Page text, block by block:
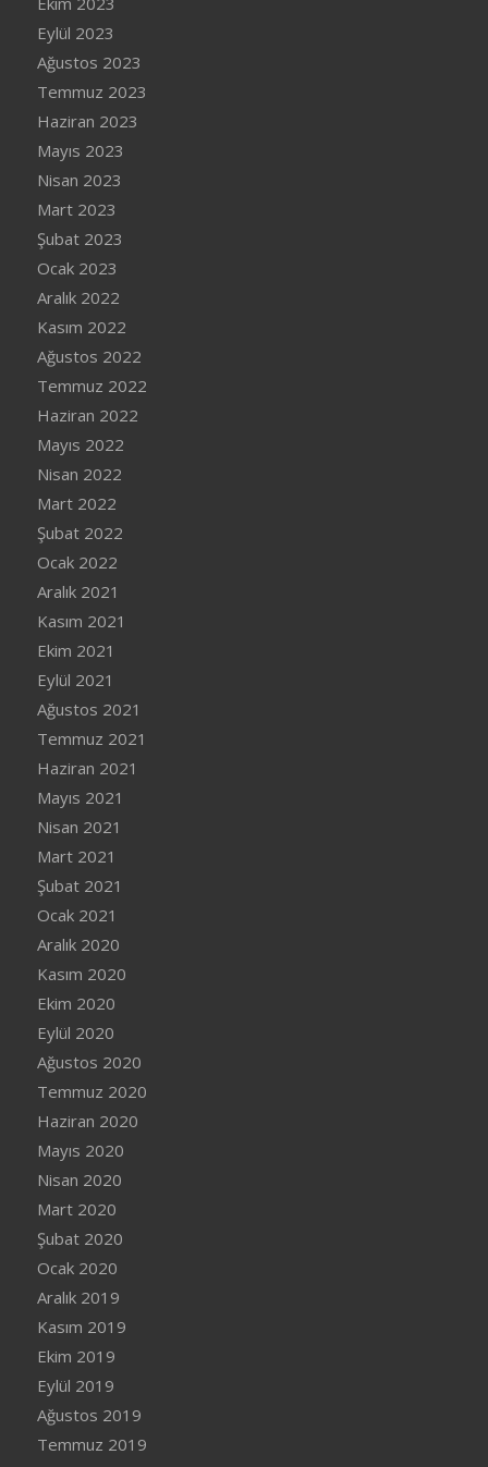
Eylül 2023
Ağustos 2023
Temmuz 2023
Haziran 2023
Mayıs 2023
Nisan 2023
Mart 2023
Şubat 2023
Ocak 2023
Aralık 2022
Kasım 2022
Ağustos 2022
Temmuz 2022
Haziran 2022
Mayıs 2022
Nisan 2022
Mart 2022
Şubat 2022
Ocak 2022
Aralık 2021
Kasım 2021
Ekim 2021
Eylül 2021
Ağustos 2021
Temmuz 2021
Haziran 2021
Mayıs 2021
Nisan 2021
Mart 2021
Şubat 2021
Ocak 2021
Aralık 2020
Kasım 2020
Ekim 2020
Eylül 2020
Ağustos 2020
Temmuz 2020
Haziran 2020
Mayıs 2020
Nisan 2020
Mart 2020
Şubat 2020
Ocak 2020
Aralık 2019
Kasım 2019
Ekim 2019
Eylül 2019
Ağustos 2019
Temmuz 2019